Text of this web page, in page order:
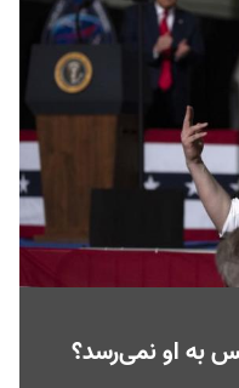
به او نمی‌رسد؟